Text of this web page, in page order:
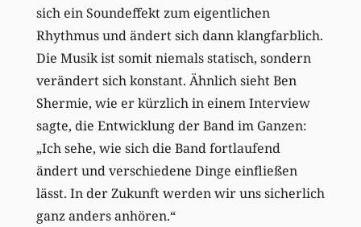
sich ein Soundeffekt zum eigentlichen
Rhythmus und ändert sich dann klangfarblich.
Die Musik ist somit niemals statisch, sondern
verändert sich konstant. Ähnlich sieht Ben
Shermie, wie er kürzlich in einem Interview
sagte, die Entwicklung der Band im Ganzen:
„Ich sehe, wie sich die Band fortlaufend
ändert und verschiedene Dinge einfließen
lässt. In der Zukunft werden wir uns sicherlich
ganz anders anhören.“